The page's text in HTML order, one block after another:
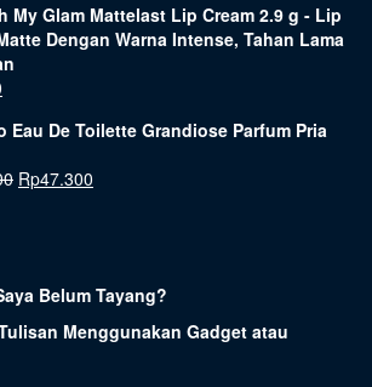
My Glam Mattelast Lip Cream 2.9 g - Lip
Dengan Warna Intense, Tahan Lama
Eau De Toilette Grandiose Parfum Pria
Rp47.300
Belum Tayang?
Menggunakan Gadget atau